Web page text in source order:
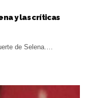
y las críticas
de Selena.…